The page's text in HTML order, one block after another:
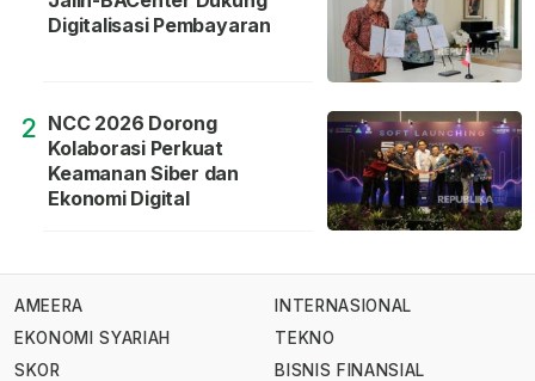
Digitalisasi Pembayaran
2 NCC 2026 Dorong
Kolaborasi Perkuat
Keamanan Siber dan
Ekonomi Digital
AMEERA
EKONOMI SYARIAH
SKOR
INTERNASIONAL
TEKNO
BISNIS FINANSIAL